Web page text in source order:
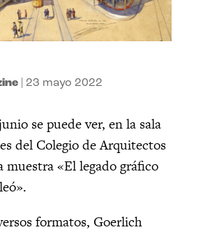
| 23 mayo 2022
se puede ver, en la sala
del Colegio de Arquitectos
muestra «El legado gráfico
formatos, Goerlich